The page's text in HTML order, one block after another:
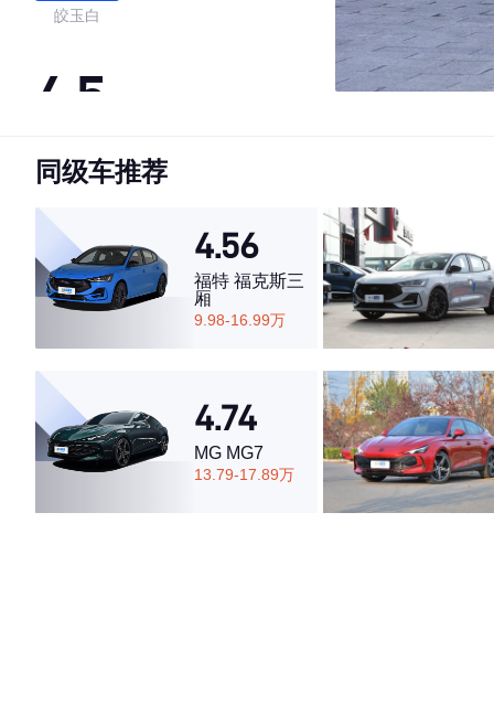
皎玉白
4.5
·外观表现一般，低于56%同级车
·空间表现较为优秀，优于50%同级车
同级车推荐
4.56
福特 福克斯三
厢
9.98-16.99万
4.74
MG MG7
13.79-17.89万